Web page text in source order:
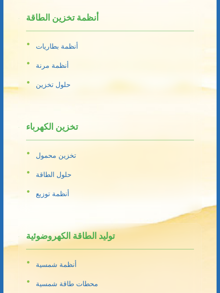
أنظمة تخزين الطاقة
أنظمة بطاريات
أنظمة مرنة
حلول تخزين
تخزين الكهرباء
تخزين محمول
حلول الطاقة
أنظمة توزيع
توليد الطاقة الكهروضوئية
أنظمة شمسية
محطات طاقة شمسية